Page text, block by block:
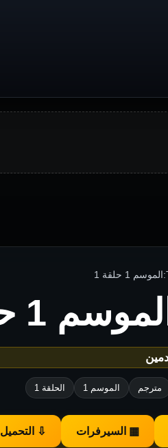
مترجم الموسم 1 الحلقة 1
▦ السيرفرات ⇩ التحميل